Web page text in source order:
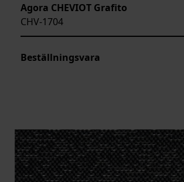
Agora CHEVIOT Grafito
CHV-1704
Beställningsvara